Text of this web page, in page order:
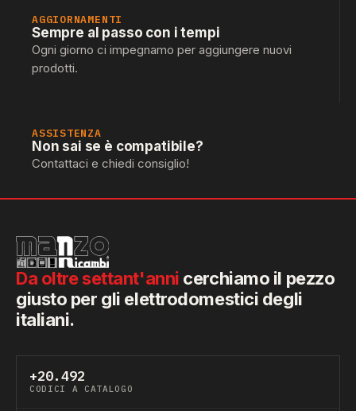
AGGIORNAMENTI
Sempre al passo con i tempi
Ogni giorno ci impegnamo per aggiungere nuovi
prodotti.
ASSISTENZA
Non sai se è compatibile?
Contattaci e chiedi consiglio!
Da oltre settant'anni cerchiamo il pezzo
giusto per gli elettrodomestici degli
italiani.
+20.492
CODICI A CATALOGO